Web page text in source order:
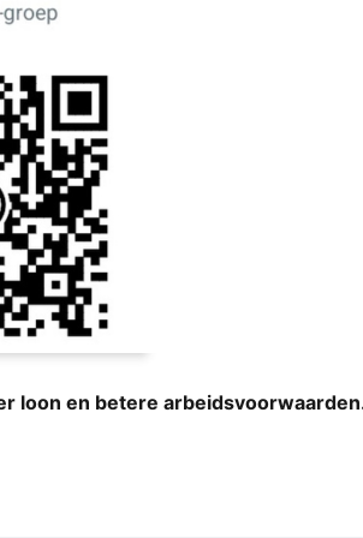
loon en betere